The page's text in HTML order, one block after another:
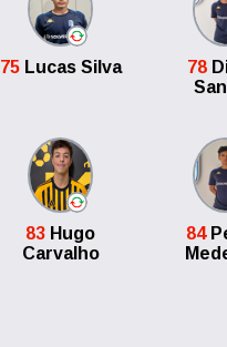
75Lucas Silva 78
83 Hugo
Carvalho
84